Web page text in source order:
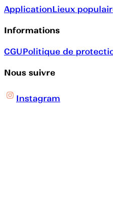
ApplicationLieux
Informations
CGUPolitique de
Nous suivre
Instagram